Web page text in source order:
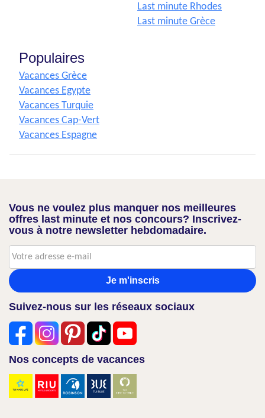
Last minute Rhodes
Last minute Grèce
Populaires
Vacances Grèce
Vacances Egypte
Vacances Turquie
Vacances Cap-Vert
Vacances Espagne
Vous ne voulez plus manquer nos meilleures
offres last minute et nos concours? Inscrivez-
vous à notre newsletter hebdomadaire.
Je m'inscris
Suivez-nous sur les réseaux sociaux
Nos concepts de vacances